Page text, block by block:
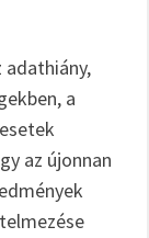
a
az újonnan